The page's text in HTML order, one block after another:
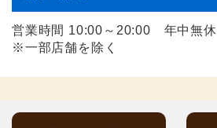
営業時間 10:00～20:00 年中無休
※一部店舗を除く